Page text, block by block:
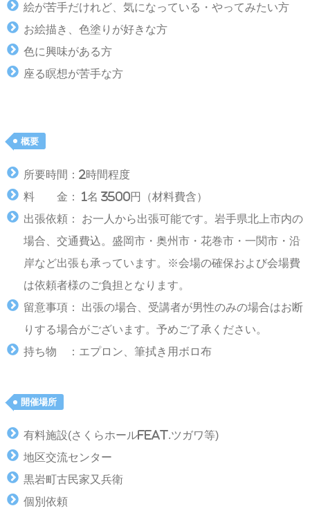
絵が苦手だけれど、気になっている・やってみたい方
お絵描き、色塗りが好きな方
色に興味がある方
座る瞑想が苦手な方
概要
所要時間：2時間程度
料 金： 1名 3500円（材料費含）
出張依頼： お一人から出張可能です。岩手県北上市内の
場合、交通費込。盛岡市・奥州市・花巻市・一関市・沿
岸など出張も承っています。※会場の確保および会場費
は依頼者様のご負担となります。
留意事項： 出張の場合、受講者が男性のみの場合はお断
りする場合がございます。予めご了承ください。
持ち物 ：エプロン、筆拭き用ボロ布
開催場所
有料施設(さくらホールfeat.ツガワ等)
地区交流センター
黒岩町古民家又兵衛
個別依頼